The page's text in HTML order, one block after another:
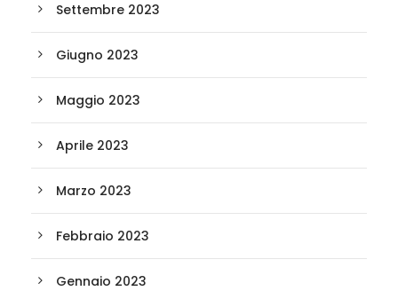
Settembre 2023
Giugno 2023
Maggio 2023
Aprile 2023
Marzo 2023
Febbraio 2023
Gennaio 2023